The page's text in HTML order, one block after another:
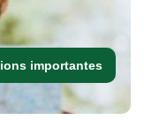
importantes